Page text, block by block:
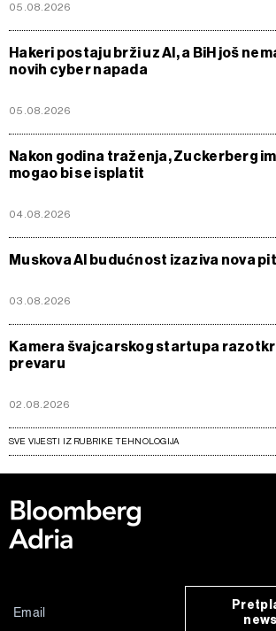
05.08.2026
Hakeri postaju brži uz AI, a BiH još
novih cyber napada
05.08.2026
Nakon godina traženja, Zuckerberg
mogao bi se isplatit
04.08.2026
Muskova AI budućnost izaziva nova
03.08.2026
Kamera švajcarskog startupa
prevaru
02.08.2026
SVE VIJESTI IZ RUBRIKE TEHNOLOGIJA